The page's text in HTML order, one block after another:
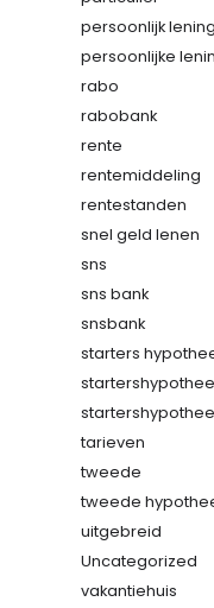
persoonlijk lening
persoonlijke
rabo
rabobank
rente
rentemiddeling
rentestanden
snel geld lenen
sns
sns bank
snsbank
starters
tarieven
tweede
tweede
uitgebreid
Uncategorized
vakantiehuis